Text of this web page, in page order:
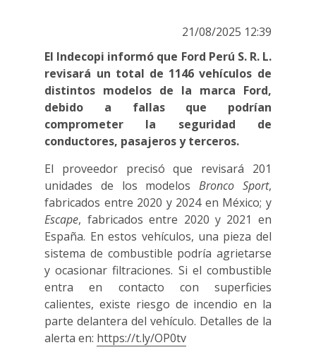
21/08/2025 12:39
El Indecopi informó que Ford Perú S. R. L.
revisará un total de 1146 vehículos de
distintos modelos de la marca Ford,
debido a fallas que podrían
comprometer la seguridad de
conductores, pasajeros y terceros.
El proveedor precisó que revisará 201
unidades de los modelos Bronco Sport,
fabricados entre 2020 y 2024 en México; y
Escape, fabricados entre 2020 y 2021 en
España. En estos vehículos, una pieza del
sistema de combustible podría agrietarse
y ocasionar filtraciones. Si el combustible
entra en contacto con superficies
calientes, existe riesgo de incendio en la
parte delantera del vehículo. Detalles de la
alerta en: https://t.ly/OP0tv